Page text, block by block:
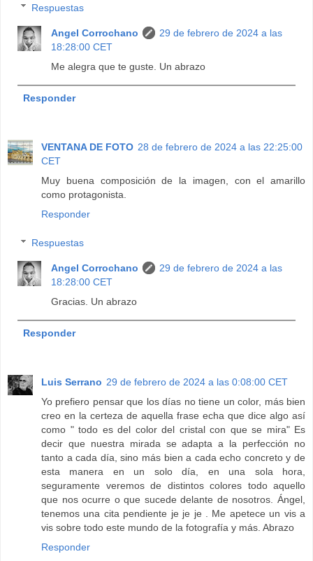
Respuestas
Angel Corrochano
29 de febrero de 2024 a las
18:28:00 CET
Me alegra que te guste. Un abrazo
Responder
VENTANA DE FOTO 28 de febrero de 2024 a las 22:25:00
CET
Muy buena composición de la imagen, con el amarillo
como protagonista.
Responder
Respuestas
Angel Corrochano
29 de febrero de 2024 a las
18:28:00 CET
Gracias. Un abrazo
Responder
Luis Serrano 29 de febrero de 2024 a las 0:08:00 CET
Yo prefiero pensar que los días no tiene un color, más bien
creo en la certeza de aquella frase echa que dice algo así
como " todo es del color del cristal con que se mira" Es
decir que nuestra mirada se adapta a la perfección no
tanto a cada día, sino más bien a cada echo concreto y de
esta manera en un solo día, en una sola hora,
seguramente veremos de distintos colores todo aquello
que nos ocurre o que sucede delante de nosotros. Ángel,
tenemos una cita pendiente je je je . Me apetece un vis a
vis sobre todo este mundo de la fotografía y más. Abrazo
Responder